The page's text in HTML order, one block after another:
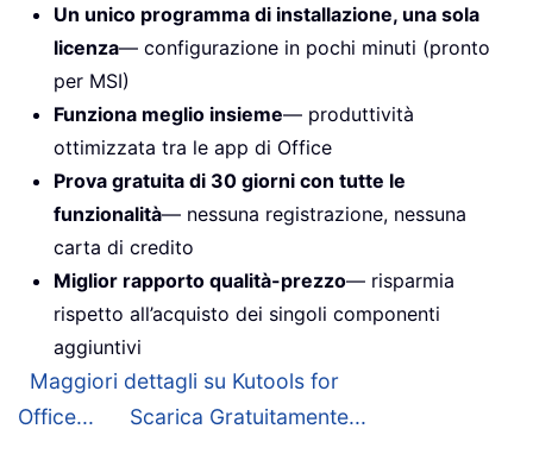
Un unico programma di installazione, una sola
licenza— configurazione in pochi minuti (pronto
per MSI)
Funziona meglio insieme— produttività
ottimizzata tra le app di Office
Prova gratuita di 30 giorni con tutte le
funzionalità— nessuna registrazione, nessuna
carta di credito
Miglior rapporto qualità-prezzo— risparmia
rispetto all’acquisto dei singoli componenti
aggiuntivi
Maggiori dettagli su Kutools for
Office...
Scarica Gratuitamente...